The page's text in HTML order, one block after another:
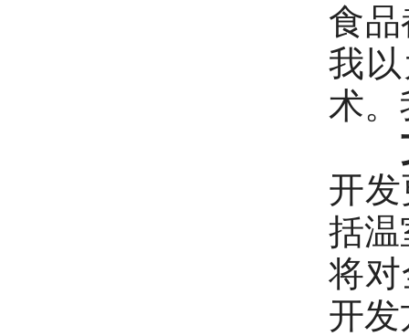
食
我
术。
开
括温
将
开